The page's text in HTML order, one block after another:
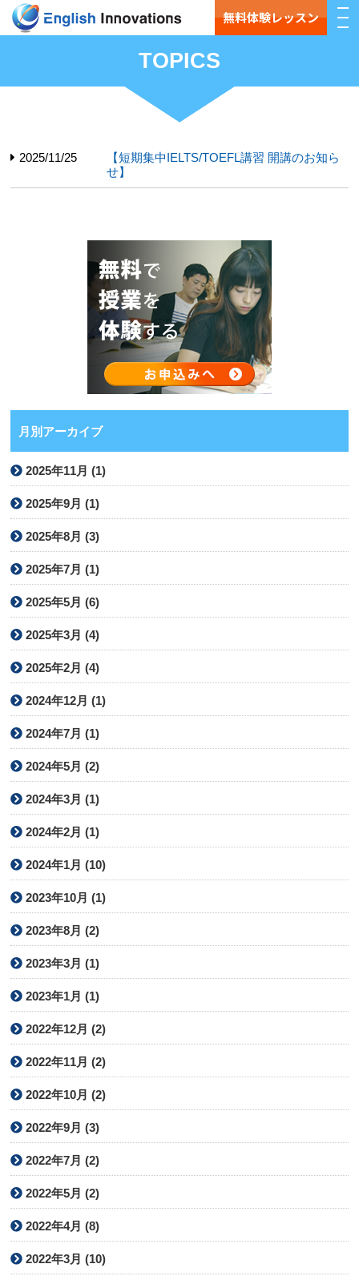
無料体験レッスン
TOPICS
2025/11/25
【短期集中IELTS/TOEFL講習 開講のお知ら
せ】
月別アーカイブ
2025年11月 (1)
2025年9月 (1)
2025年8月 (3)
2025年7月 (1)
2025年5月 (6)
2025年3月 (4)
2025年2月 (4)
2024年12月 (1)
2024年7月 (1)
2024年5月 (2)
2024年3月 (1)
2024年2月 (1)
2024年1月 (10)
2023年10月 (1)
2023年8月 (2)
2023年3月 (1)
2023年1月 (1)
2022年12月 (2)
2022年11月 (2)
2022年10月 (2)
2022年9月 (3)
2022年7月 (2)
2022年5月 (2)
2022年4月 (8)
2022年3月 (10)